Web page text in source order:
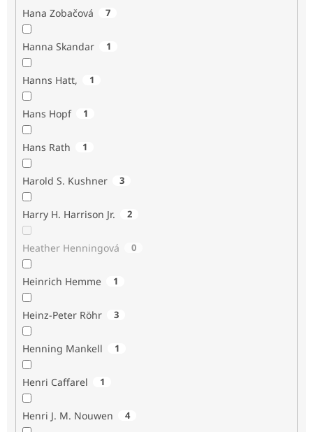
Hana Zobačová 7
Hanna Skandar 1
Hanns Hatt, 1
Hans Hopf 1
Hans Rath 1
Harold S. Kushner 3
Harry H. Harrison Jr. 2
Heather Henningová 0
Heinrich Hemme 1
Heinz-Peter Röhr 3
Henning Mankell 1
Henri Caffarel 1
Henri J. M. Nouwen 4